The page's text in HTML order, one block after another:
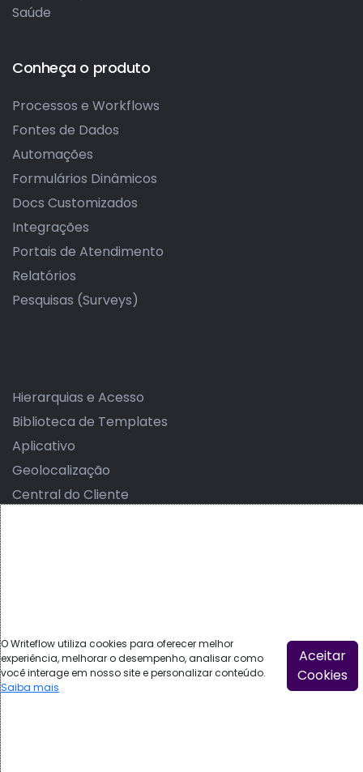
Saúde
Conheça o produto
Processos e Workflows
Fontes de Dados
Automações
Formulários Dinâmicos
Docs Customizados
Integrações
Portais de Atendimento
Relatórios
Pesquisas (Surveys)
Hierarquias e Acesso
Biblioteca de Templates
Aplicativo
Geolocalização
Central do Cliente
O Writeflow utiliza cookies para oferecer melhor
experiência, melhorar o desempenho, analisar como
você interage em nosso site e personalizar conteúdo.
Saiba mais
Aceitar
Cookies